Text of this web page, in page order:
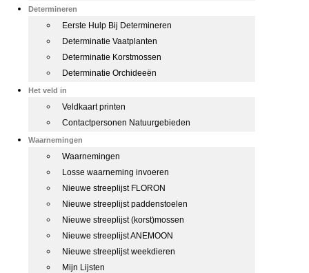
Determineren
Eerste Hulp Bij Determineren
Determinatie Vaatplanten
Determinatie Korstmossen
Determinatie Orchideeën
Het veld in
Veldkaart printen
Contactpersonen Natuurgebieden
Waarnemingen
Waarnemingen
Losse waarneming invoeren
Nieuwe streeplijst FLORON
Nieuwe streeplijst paddenstoelen
Nieuwe streeplijst (korst)mossen
Nieuwe streeplijst ANEMOON
Nieuwe streeplijst weekdieren
Mijn Lijsten